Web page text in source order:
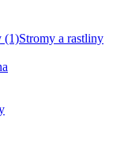
Stromy a rastliny